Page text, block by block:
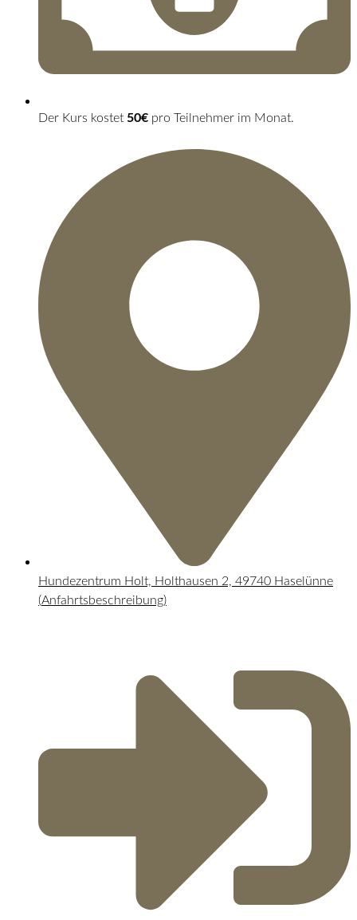
Der Kurs kostet 50€ pro Teilnehmer im Monat.
Hundezentrum Holt, Holthausen 2, 49740 Haselünne
(Anfahrtsbeschreibung)